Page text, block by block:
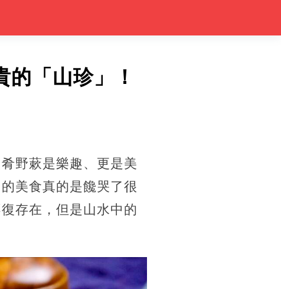
「山珍」！
野蔌是樂趣、更是美
美食真的是饞哭了很
存在，但是山水中的